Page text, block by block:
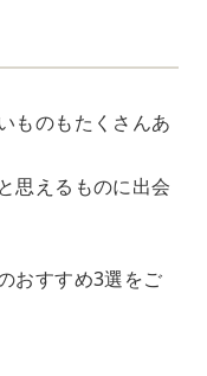
ものもたくさんあ
思えるものに出会
おすすめ3選をご